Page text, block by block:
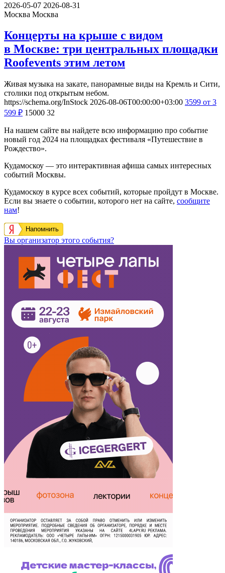
2026-05-07 2026-08-31
Москва Москва
Концерты на крыше с видом
в Москве: три центральных площадки
Roofevents этим летом
Живая музыка на закате, панорамные виды на Кремль и Сити,
столики под открытым небом.
https://schema.org/InStock 2026-08-06T00:00:00+03:00 3599 от 3
599 ₽ 15000 32
На нашем сайте вы найдете всю информацию про событие
новый год 2024 на площадках фестиваля «Путешествие в
Рождество».
Кудамоскоу — это интерактивная афиша самых интересных
событий Москвы.
Кудамоскоу в курсе всех событий, которые пройдут в Москве.
Если вы знаете о событии, которого нет на сайте, сообщите
нам!
Напомнить
Вы организатор этого события?